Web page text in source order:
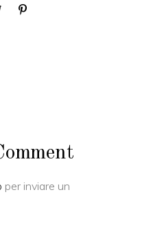
per inviare un